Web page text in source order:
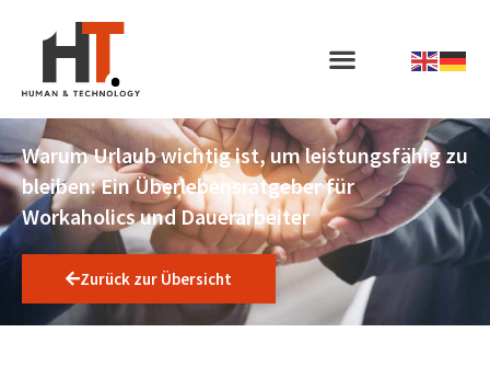
Warum Urlaub wichtig ist, um leistungsfähig zu
bleiben: Ein Überlebensratgeber für
Workaholics und Dauerarbeiter
Zurück zur Übersicht